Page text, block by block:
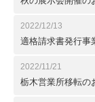
2022/12/13
適格請求書発行事
2022/11/21
栃木営業所移転の